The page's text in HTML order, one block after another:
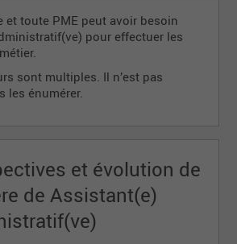
et toute PME peut avoir besoin
pour effectuer les
sont multiples. Il n’est pas
les énumérer.
et évolution de
de Assistant(e)